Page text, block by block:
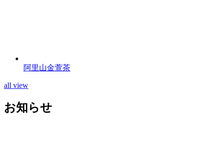
阿里山金萱茶
all view
お知らせ